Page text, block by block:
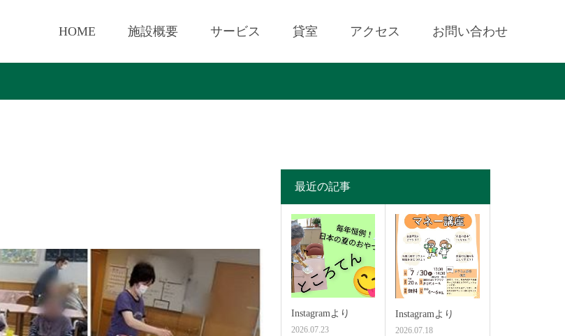
HOME 施設概要 サービス 貸室 アクセス お問い合わせ
最近の記事
Instagramより
2026.07.23
Instagramより
2026.07.18